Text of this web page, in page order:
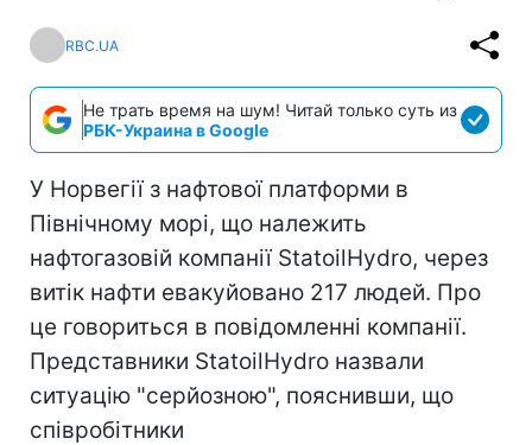
RBC.UA
Не трать время на шум! Читай только суть из
РБК-Украина в Google
У Норвегії з нафтової платформи в
Північному морі, що належить
нафтогазовій компанії StatoilHydro, через
витік нафти евакуйовано 217 людей. Про
це говориться в повідомленні компанії.
Представники StatoilHydro назвали
ситуацію "серйозною", пояснивши, що
співробітники